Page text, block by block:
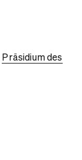
Präsidium des